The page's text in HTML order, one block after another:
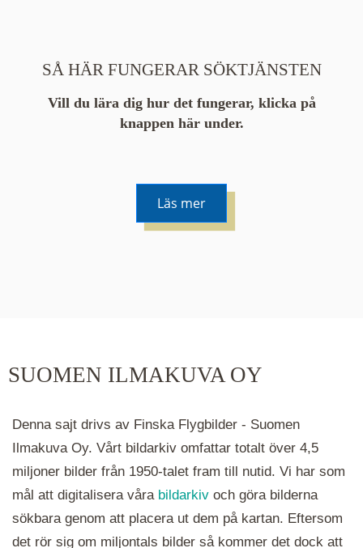
SÅ HÄR FUNGERAR SÖKTJÄNSTEN
Vill du lära dig hur det fungerar, klicka på
knappen här under.
Läs mer
hålla ned ctrl-tangenten och scrolla.
SUOMEN ILMAKUVA OY
Denna sajt drivs av Finska Flygbilder - Suomen
Ilmakuva Oy. Vårt bildarkiv omfattar totalt över 4,5
miljoner bilder från 1950-talet fram till nutid. Vi har som
mål att digitalisera våra bildarkiv och göra bilderna
sökbara genom att placera ut dem på kartan. Eftersom
det rör sig om miljontals bilder så kommer det dock att